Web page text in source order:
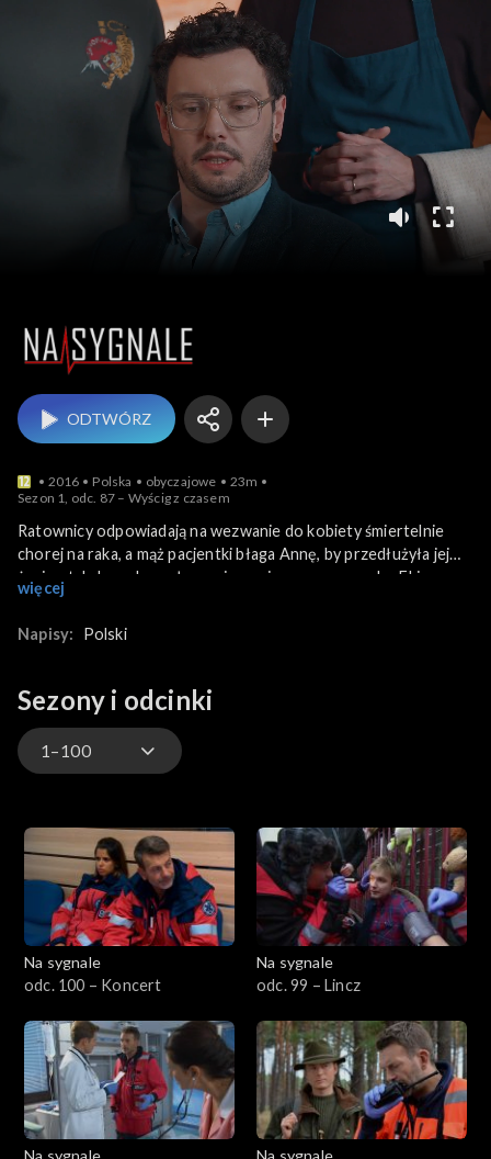
Na sygnale
ODTWÓRZ
2016 Polska obyczajowe
23m
Sezon 1, odc. 87 – Wyścig z czasem
Ratownicy odpowiadają na wezwanie do kobiety śmiertelnie
chorej na raka, a mąż pacjentki błaga Annę, by przedłużyła jej
życie - tak, by zobaczyła swojego pierwszego wnuka. Ekipa
doktora Góry próbuje za to pomóc dziesięciolatkowi, który
spadł z drabiny, gdy zrywał czereśnie. Okazuje się, że chłopiec
mieszka w domu dziecka i próbował ukraść sąsiadowi owoce,
więcej
Napisy: Polski
Sezony i odcinki
1–100
801–900
701–800
601–700
501–600
401–500
301–400
Na sygnale
odc. 100 – Koncert
Na sygnale
odc. 99 – Lincz
Na sygnale
Na sygnale